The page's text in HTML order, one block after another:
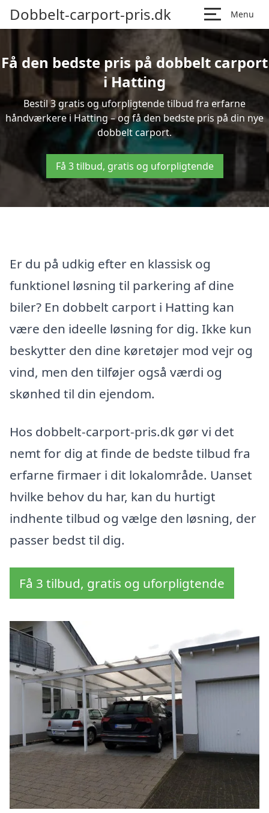
Dobbelt-carport-pris.dk Menu
Få den bedste pris på dobbelt carport
i Hatting
Bestil 3 gratis og uforpligtende tilbud fra erfarne
håndværkere i Hatting – og få den bedste pris på din nye
dobbelt carport.
Få 3 tilbud, gratis og uforpligtende
Er du på udkig efter en klassisk og
funktionel løsning til parkering af dine
biler? En dobbelt carport i Hatting kan
være den ideelle løsning for dig. Ikke kun
beskytter den dine køretøjer mod vejr og
vind, men den tilføjer også værdi og
skønhed til din ejendom.
Hos dobbelt-carport-pris.dk gør vi det
nemt for dig at finde de bedste tilbud fra
erfarne firmaer i dit lokalområde. Uanset
hvilke behov du har, kan du hurtigt
indhente tilbud og vælge den løsning, der
passer bedst til dig.
Få 3 tilbud, gratis og uforpligtende